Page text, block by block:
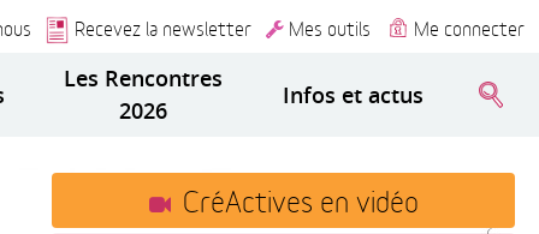
Recevez la newsletter Mes outils Me connecter
Les Rencontres
2026
Infos et actus
CréActives en vidéo